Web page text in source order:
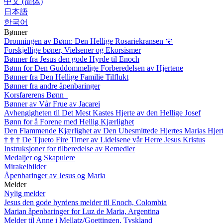
日本語
한국어
Bønner
Dronningen av Bønn: Den Hellige Rosariekransen 🌹
Forskjellige bøner, Vielsener og Ekorsismer
Bønner fra Jesus den gode Hyrde til Enoch
Bønn for Den Guddommelige Forberedelsen av Hjertene
Bønner fra Den Hellige Familie Tilflukt
Bønner fra andre åpenbaringer
Korsfarerens Bønn
Bønner av Vår Frue av Jacarei
Avhengigheten til Det Mest Kastes Hjerte av den Hellige Josef
Bønn for å Forene med Hellig Kjærlighet
Den Flammende Kjærlighet av Den Ubesmittede Hjertes Marias
† † † De Tjueto Fire Timer av Lidelsene vår Herre Jesus Kristus
Instruksjoner for tilberedelse av Remedier
Medaljer og Skapulere
Mirakelbilder
Åpenbaringer av Jesus og Maria
Melder
Nylig melder
Jesus den gode hyrdens melder til Enoch, Colombia
Marian åpenbaringer for Luz de Maria, Argentina
Melder til Anne i Mellatz/Goettingen, Tyskland